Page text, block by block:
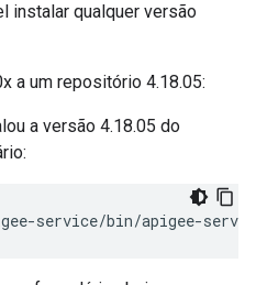
instalar qualquer versão
a um repositório 4.18.05:
a versão 4.18.05 do
service/bin/apigee-